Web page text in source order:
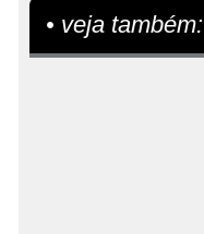
• veja também: